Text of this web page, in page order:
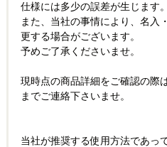
仕様には多少の誤差が生じます。
また、当社の事情により、名入
更する場合がございます。
予めご了承くださいませ。
現時点の商品詳細をご確認の際
までご連絡下さいませ。
当社が推奨する使用方法であっ